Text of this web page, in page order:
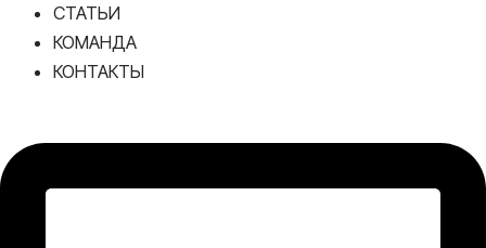
СТАТЬИ
КОМАНДА
КОНТАКТЫ